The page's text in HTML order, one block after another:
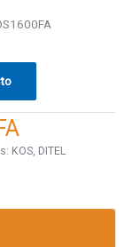
KOS DITEL